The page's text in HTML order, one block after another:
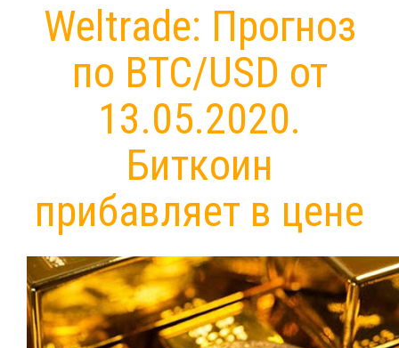
Weltrade: Прогноз
по BTC/USD от
13.05.2020.
Биткоин
прибавляет в цене